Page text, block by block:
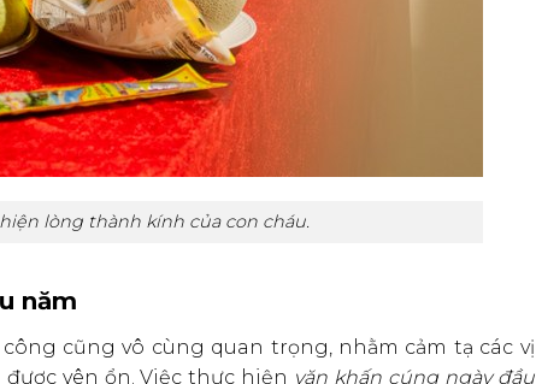
lòng thành kính của con cháu.
năm
cũng vô cùng quan trọng, nhằm cảm tạ các vị
yên ổn. Việc thực hiện văn khấn cúng ngày đầu